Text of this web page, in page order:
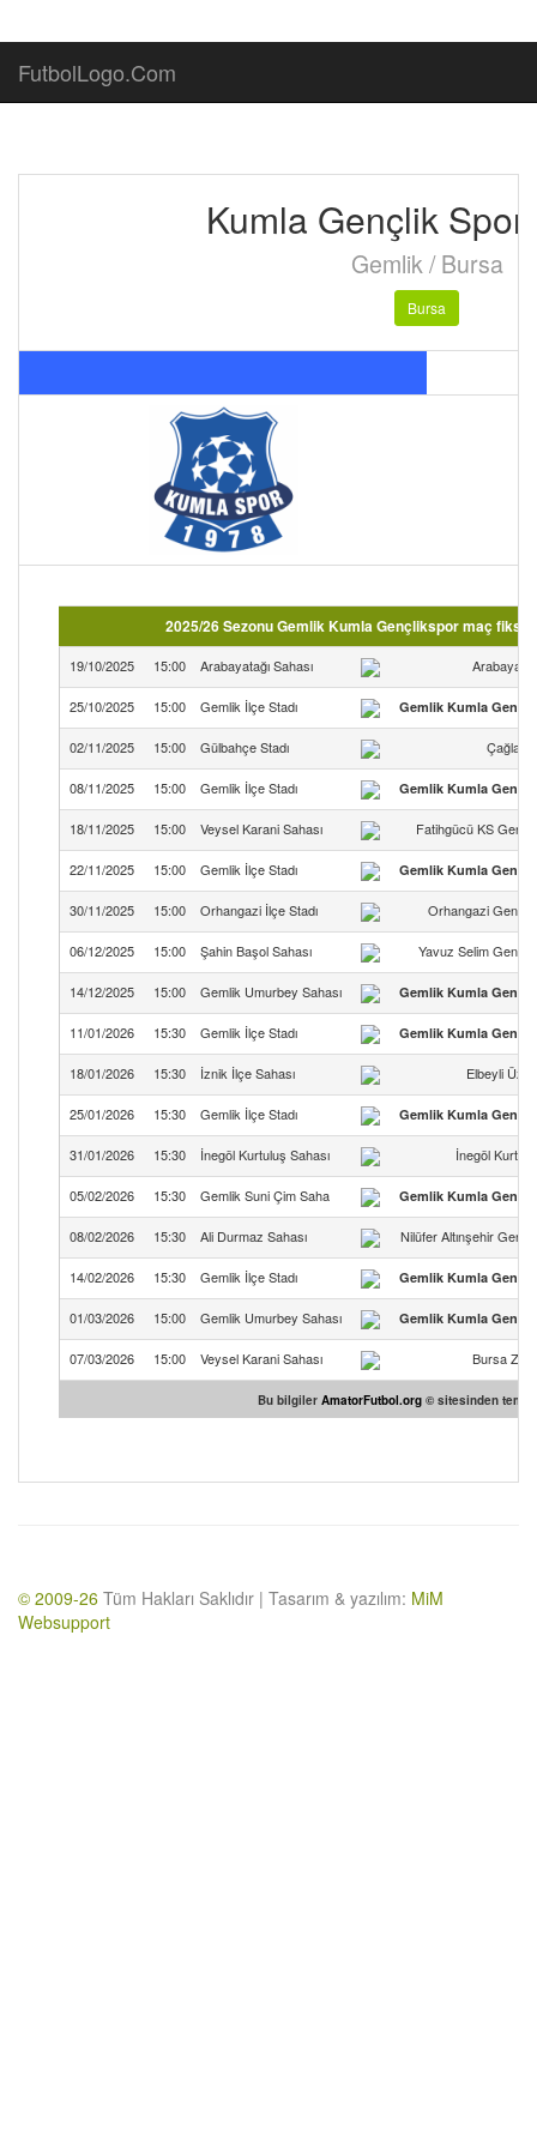
FutbolLogo.Com
Kumla Gençlik
Gemlik / Bursa
Bursa
2025/26 Sezonu Gemlik Kumla Gençlikspor maç
19/10/2025 15:00 Arabayatağı Sahası
25/10/2025 15:00 Gemlik İlçe Stadı Gemlik Kumla
02/11/2025 15:00 Gülbahçe Stadı
08/11/2025 15:00 Gemlik İlçe Stadı Gemlik Kumla
18/11/2025 15:00 Veysel Karani Sahası Fatihgücü KS
22/11/2025 15:00 Gemlik İlçe Stadı Gemlik Kumla
30/11/2025 15:00 Orhangazi İlçe Stadı Orhangazi
06/12/2025 15:00 Şahin Başol Sahası Yavuz Selim
14/12/2025 15:00 Gemlik Umurbey Sahası Gemlik Kumla
11/01/2026 15:30 Gemlik İlçe Stadı Gemlik Kumla
18/01/2026 15:30 İznik İlçe Sahası Elbeyli
25/01/2026 15:30 Gemlik İlçe Stadı Gemlik Kumla
31/01/2026 15:30 İnegöl Kurtuluş Sahası İnegöl
05/02/2026 15:30 Gemlik Suni Çim Saha Gemlik Kumla
08/02/2026 15:30 Ali Durmaz Sahası Nilüfer Altınşehir
14/02/2026 15:30 Gemlik İlçe Stadı Gemlik Kumla
01/03/2026 15:00 Gemlik Umurbey Sahası Gemlik Kumla
07/03/2026 15:00 Veysel Karani Sahası Bursa
Bu bilgiler AmatorFutbol.org © sitesinden
© 2009-26 Tüm Hakları Saklıdır | Tasarım & yazılım: MiM
Websupport